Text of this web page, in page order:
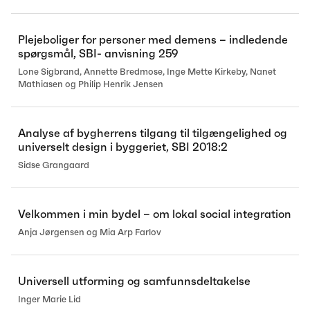
Plejeboliger for personer med demens – indledende
spørgsmål, SBI- anvisning 259
Lone Sigbrand, Annette Bredmose, Inge Mette Kirkeby, Nanet
Mathiasen og Philip Henrik Jensen
Analyse af bygherrens tilgang til tilgængelighed og
universelt design i byggeriet, SBI 2018:2
Sidse Grangaard
Velkommen i min bydel – om lokal social integration
Anja Jørgensen og Mia Arp Farlov
Universell utforming og samfunnsdeltakelse
Inger Marie Lid